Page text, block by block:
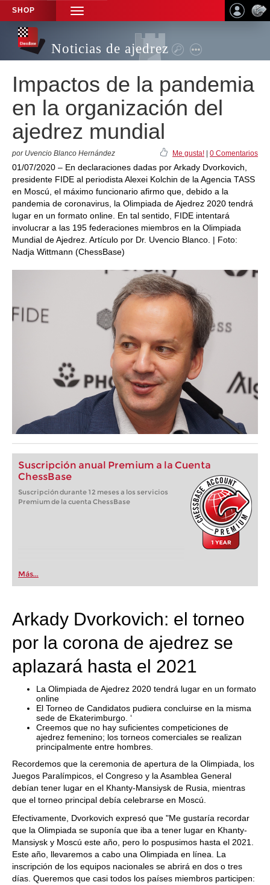
SHOP
TOGGLE
NAVIGATION
Noticias de ajedrez
Impactos de la pandemia
en la organización del
ajedrez mundial
por Uvencio Blanco Hernández Me gusta! 0 Comentarios
01/07/2020 – En declaraciones dadas por Arkady Dvorkovich,
presidente FIDE al periodista Alexei Kolchin de la Agencia TASS
en Moscú, el máximo funcionario afirmo que, debido a la
pandemia de coronavirus, la Olimpiada de Ajedrez 2020 tendrá
lugar en un formato online. En tal sentido, FIDE intentará
involucrar a las 195 federaciones miembros en la Olimpiada
Mundial de Ajedrez. Artículo por Dr. Uvencio Blanco. | Foto:
Nadja Wittmann (ChessBase)
Suscripción anual Premium a la Cuenta
ChessBase
Suscripción durante 12 meses a los servicios
Premium de la cuenta ChessBase
Más...
Arkady Dvorkovich: el torneo
por la corona de ajedrez se
aplazará hasta el 2021
La Olimpiada de Ajedrez 2020 tendrá lugar en un formato
online
El Torneo de Candidatos pudiera concluirse en la misma
sede de Ekaterimburgo. ‘
Creemos que no hay suficientes competiciones de
ajedrez femenino; los torneos comerciales se realizan
principalmente entre hombres.
Recordemos que la ceremonia de apertura de la Olimpiada, los
Juegos Paralímpicos, el Congreso y la Asamblea General
debían tener lugar en el Khanty-Mansiysk de Rusia, mientras
que el torneo principal debía celebrarse en Moscú.
Efectivamente, Dvorkovich expresó que "Me gustaría recordar
que la Olimpiada se suponía que iba a tener lugar en Khanty-
Mansiysk y Moscú este año, pero lo pospusimos hasta el 2021.
Este año, llevaremos a cabo una Olimpiada en línea. La
inscripción de los equipos nacionales se abrirá en dos o tres
días. Queremos que casi todos los países miembros participen: